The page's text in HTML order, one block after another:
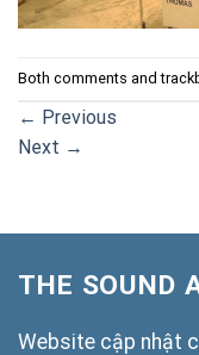
Both comments and
← Previous
Next →
THE SOUND
Website cập nhật